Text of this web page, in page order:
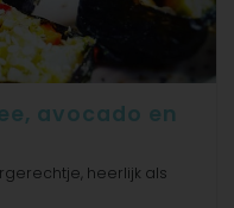
avocado en
heerlijk als